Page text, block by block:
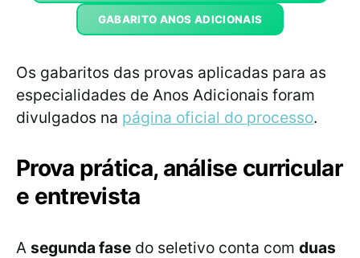
GABARITO ANOS ADICIONAIS
Os gabaritos das provas aplicadas para as
especialidades de Anos Adicionais foram
divulgados na página oficial do processo.
Prova prática, análise curricular
e entrevista
A segunda fase do seletivo conta com duas